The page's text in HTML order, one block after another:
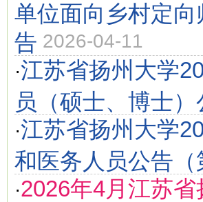
单位面向乡村定
告 2026-04-11
·江苏省扬州大学
员（硕士、博士）
·江苏省扬州大学
和医务人员公告（
·2026年4月江苏